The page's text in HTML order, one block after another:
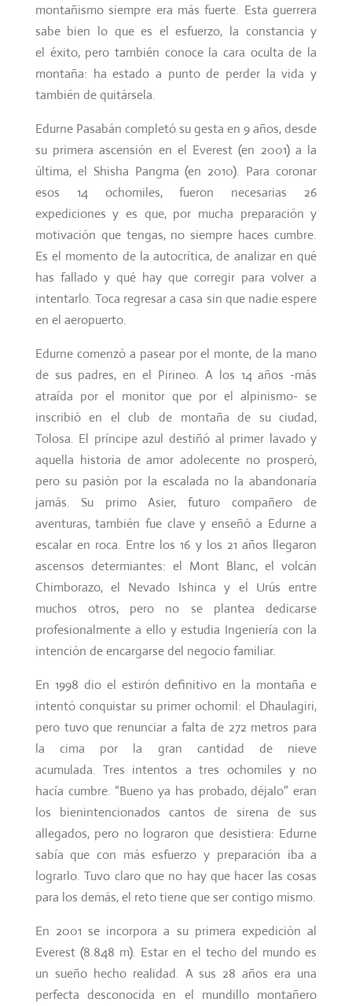
montañismo siempre era más fuerte. Esta guerrera
sabe bien lo que es el esfuerzo, la constancia y
el éxito, pero también conoce la cara oculta de la
montaña: ha estado a punto de perder la vida y
también de quitársela.
Edurne Pasabán completó su gesta en 9 años, desde
su primera ascensión en el Everest (en 2001) a la
última, el Shisha Pangma (en 2010). Para coronar
esos 14 ochomiles, fueron necesarias 26
expediciones y es que, por mucha preparación y
motivación que tengas, no siempre haces cumbre.
Es el momento de la autocrítica, de analizar en qué
has fallado y qué hay que corregir para volver a
intentarlo. Toca regresar a casa sin que nadie espere
en el aeropuerto.
Edurne comenzó a pasear por el monte, de la mano
de sus padres, en el Pirineo. A los 14 años -más
atraída por el monitor que por el alpinismo- se
inscribió en el club de montaña de su ciudad,
Tolosa. El príncipe azul destiñó al primer lavado y
aquella historia de amor adolecente no prosperó,
pero su pasión por la escalada no la abandonaría
jamás. Su primo Asier, futuro compañero de
aventuras, también fue clave y enseñó a Edurne a
escalar en roca. Entre los 16 y los 21 años llegaron
ascensos determiantes: el Mont Blanc, el volcán
Chimborazo, el Nevado Ishinca y el Urús entre
muchos otros, pero no se plantea dedicarse
profesionalmente a ello y estudia Ingeniería con la
intención de encargarse del negocio familiar.
En 1998 dio el estirón definitivo en la montaña e
intentó conquistar su primer ochomil: el Dhaulagiri,
pero tuvo que renunciar a falta de 272 metros para
la cima por la gran cantidad de nieve
acumulada. Tres intentos a tres ochomiles y no
hacía cumbre. “Bueno ya has probado, déjalo” eran
los bienintencionados cantos de sirena de sus
allegados, pero no lograron que desistiera: Edurne
sabía que con más esfuerzo y preparación iba a
lograrlo. Tuvo claro que no hay que hacer las cosas
para los demás, el reto tiene que ser contigo mismo.
En 2001 se incorpora a su primera expedición al
Everest (8.848 m). Estar en el techo del mundo es
un sueño hecho realidad. A sus 28 años era una
perfecta desconocida en el mundillo montañero